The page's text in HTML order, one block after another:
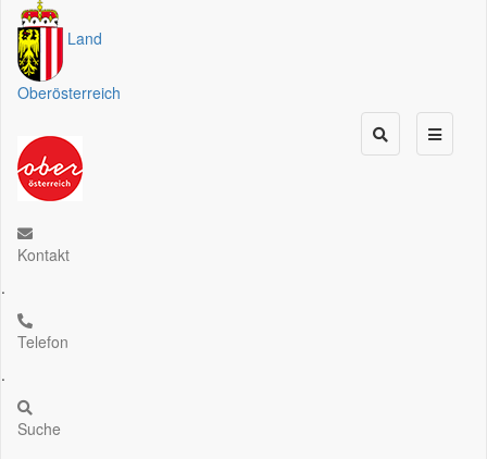
Land
Oberösterreich
Kontakt
.
Telefon
.
Suche